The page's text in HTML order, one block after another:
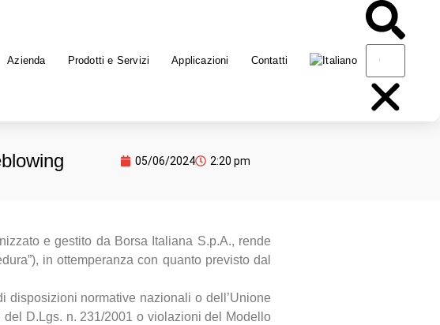
Azienda Prodotti e Servizi Applicazioni Contatti
05/06/2024 2:20 pm
e gestito da Borsa Italiana S.p.A., rende
in ottemperanza con quanto previsto dal
disposizioni normative nazionali o dell’Unione
D.Lgs. n. 231/2001 o violazioni del Modello